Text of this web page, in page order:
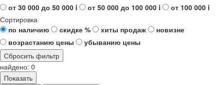
от 30 000 до 50 000 i от 50 000 до 100 000 i от 100 000 i
Сортировка
по наличию
скидке % хиты продаж
новизне
возрастанию цены
убыванию цены
Сбросить фильтр
найдено: 0
Показать